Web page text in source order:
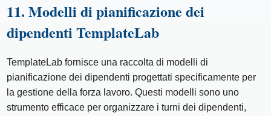
11. Modelli di pianificazione dei
dipendenti TemplateLab
TemplateLab fornisce una raccolta di modelli di
pianificazione dei dipendenti progettati specificamente per
la gestione della forza lavoro. Questi modelli sono uno
strumento efficace per organizzare i turni dei dipendenti,